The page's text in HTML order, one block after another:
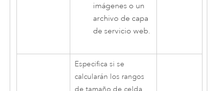
imágenes o un
archivo de capa
de servicio web.
Especifica si se
calcularán los rangos